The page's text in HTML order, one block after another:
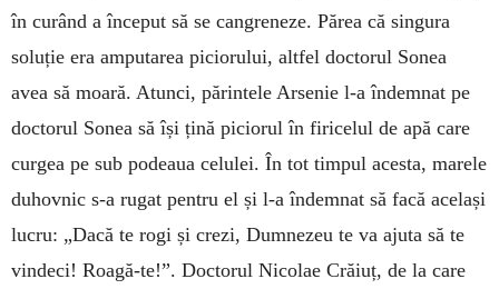
în curând a început să se cangreneze. Părea că singura
soluție era amputarea piciorului, altfel doctorul Sonea
avea să moară. Atunci, părintele Arsenie l-a îndemnat pe
doctorul Sonea să își țină piciorul în firicelul de apă care
curgea pe sub podeaua celulei. În tot timpul acesta, marele
duhovnic s-a rugat pentru el și l-a îndemnat să facă același
lucru: „Dacă te rogi și crezi, Dumnezeu te va ajuta să te
vindeci! Roagă-te!”. Doctorul Nicolae Crăiuț, de la care